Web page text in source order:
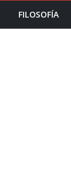
FILOSOFÍA